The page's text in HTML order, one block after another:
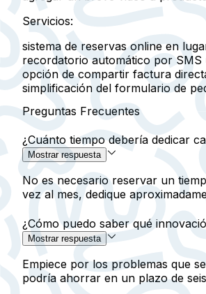
Servicios:
sistema de reservas online en
recordatorio automático por SMS
opción de compartir factura
simplificación del formulario de
Preguntas Frecuentes
¿Cuánto tiempo debería dedicar
Mostrar respuesta
No es necesario reservar un
vez al mes, dedique
¿Cómo puedo saber qué
Mostrar respuesta
Empiece por los problemas que
podría ahorrar en un plazo de